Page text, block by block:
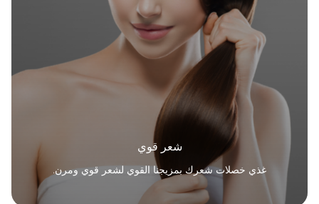
شعر قوي
غذي خصلات شعرك بمزيجنا القوي لشعر قوي ومرن.